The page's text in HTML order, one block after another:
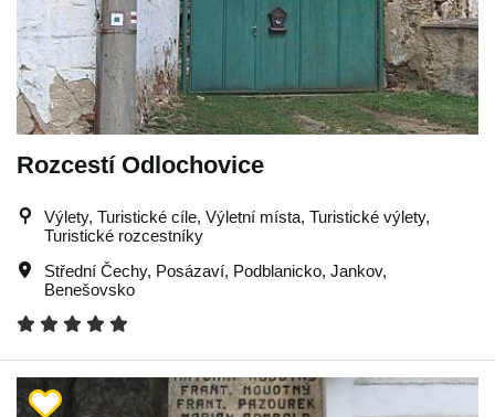
Rozcestí Odlochovice
Výlety, Turistické cíle, Výletní místa, Turistické výlety,
Turistické rozcestníky
Střední Čechy, Posázaví, Podblanicko, Jankov,
Benešovsko